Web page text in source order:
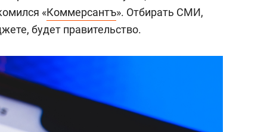
«Коммерсантъ». Отбирать СМИ,
будет правительство.
для меня это